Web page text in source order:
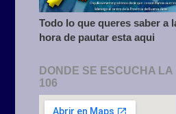
Todo lo que queres saber a
hora de pautar esta aqui
DONDE SE ESCUCHA LA
106